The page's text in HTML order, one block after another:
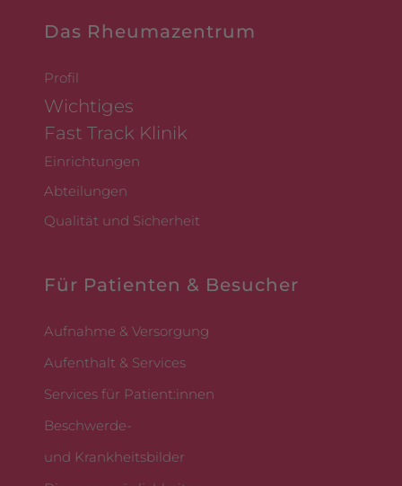
Das Rheumazentrum
Profil
Wichtiges
Fast Track Klinik
Einrichtungen
Abteilungen
Qualität und Sicherheit
Für Patienten & Besucher
Aufnahme & Versorgung
Aufenthalt & Services
Services für Patient:innen
Beschwerde-
und Krankheitsbilder